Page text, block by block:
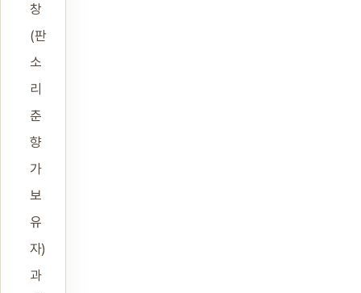
창
(판
소
리
춘
향
가
보
유
자)
과